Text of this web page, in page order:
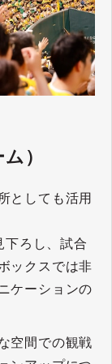
）
としても活用
ろし、試合
ックスでは非
ケーションの
空間での観戦